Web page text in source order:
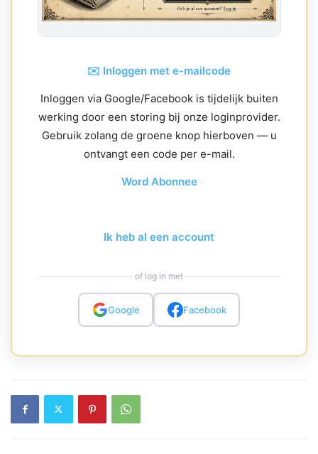
✉️ Inloggen met e-mailcode
Inloggen via Google/Facebook is tijdelijk buiten
werking door een storing bij onze loginprovider.
Gebruik zolang de groene knop hierboven — u
ontvangt een code per e-mail.
Word Abonnee
Ik heb al een account
of log in met
Google Facebook